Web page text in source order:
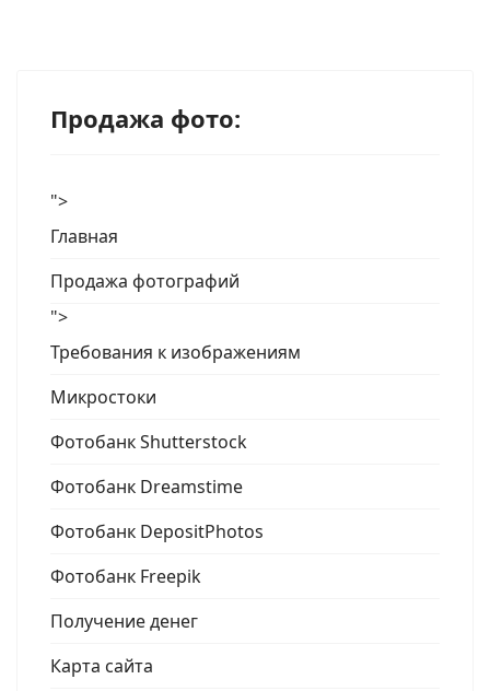
Продажа фото:
">
Главная
Продажа фотографий
">
Требования к изображениям
Микростоки
Фотобанк Shutterstock
Фотобанк Dreamstime
Фотобанк DepositPhotos
Фотобанк Freepik
Получение денег
Карта сайта